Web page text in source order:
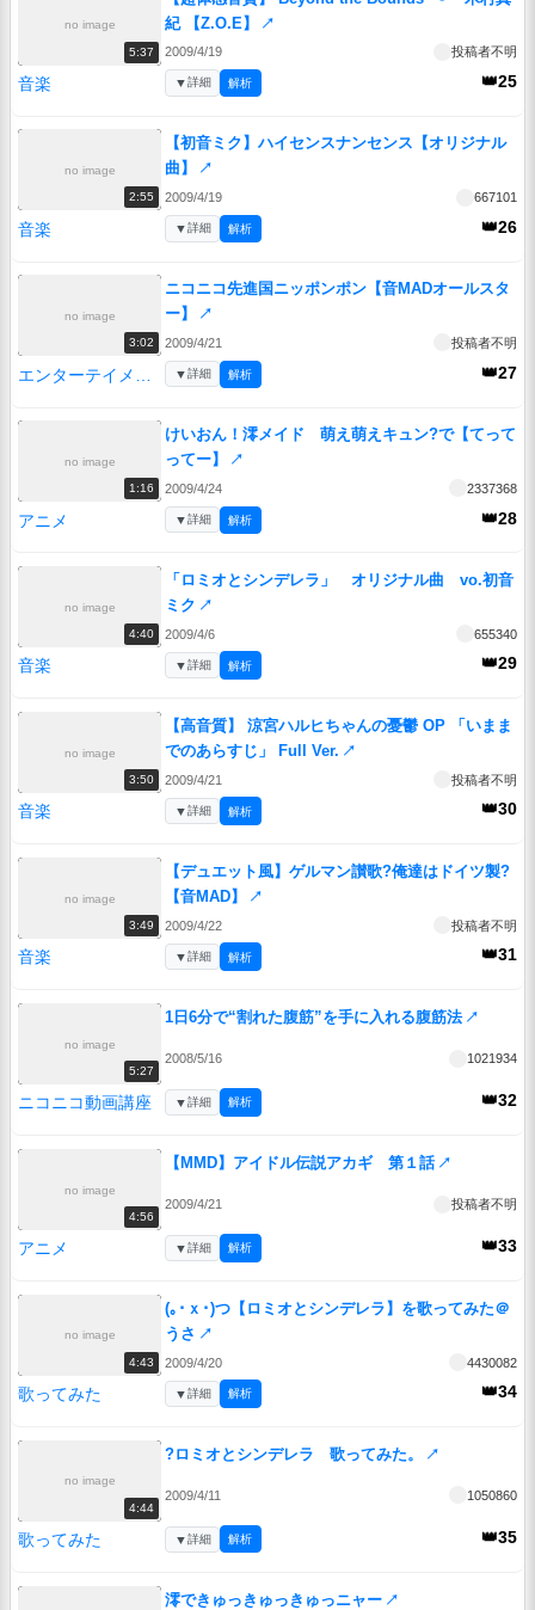
no image
5:37
紀 【Z.O.E】
↗
2009/4/19 投稿者不明
音楽 👑25
▼詳細 解析
no image
2:55
【初音ミク】ハイセンスナンセンス【オリジナル
曲】
↗
2009/4/19 667101
音楽 👑26
▼詳細 解析
no image
3:02
ニコニコ先進国ニッポンポン【音MADオールスタ
ー】
↗
2009/4/21 投稿者不明
👑27
▼詳細 解析
no image
1:16
けいおん！澪メイド 萌え萌えキュン?で【てって
ってー】
↗
2009/4/24 2337368
アニメ 👑28
▼詳細 解析
no image
4:40
「ロミオとシンデレラ」 オリジナル曲 vo.初音
ミク ↗
2009/4/6 655340
音楽 👑29
▼詳細 解析
no image
3:50
【高音質】 涼宮ハルヒちゃんの憂鬱 OP 「いまま
でのあらすじ」 Full Ver. ↗
2009/4/21 投稿者不明
音楽 👑30
▼詳細 解析
no image
3:49
【デュエット風】ゲルマン讃歌?俺達はドイツ製?
【音MAD】
↗
2009/4/22 投稿者不明
音楽 👑31
▼詳細 解析
no image
5:27
1日6分で“割れた腹筋”を手に入れる腹筋法 ↗
2008/5/16 1021934
ニコニコ動画講座 👑32
▼詳細 解析
no image
4:56
【MMD】アイドル伝説アカギ 第１話 ↗
2009/4/21 投稿者不明
アニメ 👑33
▼詳細 解析
no image
4:43
(｡･ｘ･)つ【ロミオとシンデレラ】を歌ってみた＠
うさ ↗
2009/4/20 4430082
歌ってみた 👑34
▼詳細 解析
no image
4:44
?ロミオとシンデレラ 歌ってみた。 ↗
2009/4/11 1050860
歌ってみた 👑35
▼詳細 解析
澪できゅっきゅっきゅっニャー ↗